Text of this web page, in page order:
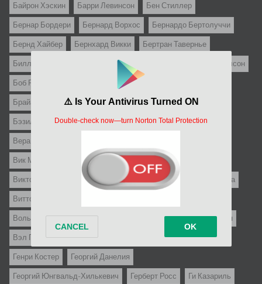
Байрон Хэскин Барри Левинсон Бен Стиллер
Бернар Бордери Бернард Ворхос Бернардо Бертолуччи
Бернд Хайбер Бернхард Викки Бертран Тавернье
Билли Уайлдер Блейк Эдвардс Боб Рафелсон
Боб Рейфелсон Борживой Земан
Брайан Юзна Бруно Корбуччи Брюс Киммел
Бэзил Дирден Валериан Боровчик Вацлав Ворличек
Вера Хитилова
Вик Морроу Виктор Сальва Виктор Флеминг
Виктор Шерцингер Винсенте Миннелли Витторио Де Сика
Витторио Де Систи
Вольфганг Либенайнер Вольфганг Штаудте Вуди Аллен
Вэл Гест Гай Хэмилтон Гарри Кюмель Генри Каплан
Генри Костер Георгий Данелия
Георгий Юнгвальд-Хилькевич Герберт Росс Ги Казариль